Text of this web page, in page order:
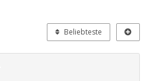
Beliebteste